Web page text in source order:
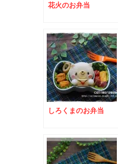
花火のお弁当
しろくまのお弁当